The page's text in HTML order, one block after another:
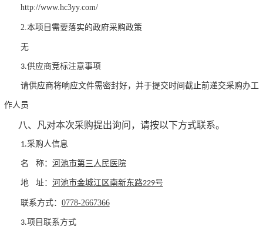
http://www.hc3yy.com/
2 本项目需要落实的政府采购政策
无
3.供应商竞标注意事项
请供应商将响应文件需密封好，并于提交时间截止前递交采购办工
作人员
八、凡对本次采购提出询问，请按以下方式联系。
1.采购人信息
名 称： 河池市第三人民医院
地 址： 河池市金城江区南新东路229号
联系方式： 0778-2667366
3.项目联系方式